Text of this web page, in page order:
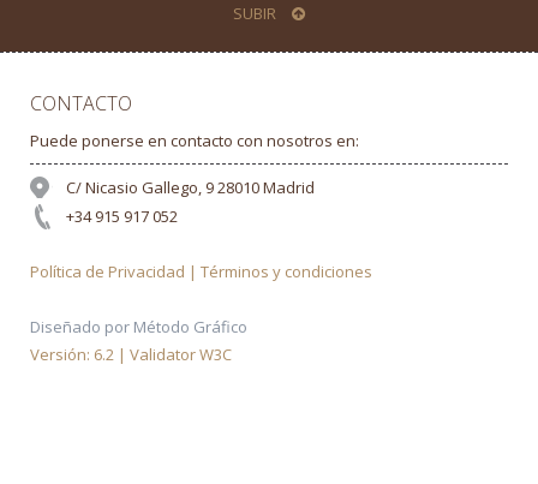
SUBIR
CONTACTO
Puede ponerse en contacto con nosotros en:
C/ Nicasio Gallego, 9 28010 Madrid
+34 915 917 052
Política de Privacidad | Términos y condiciones
Diseñado por Método Gráfico
Versión: 6.2 | Validator W3C